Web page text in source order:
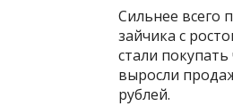
Сильнее всего
зайчика с
стали
выросли
рублей.